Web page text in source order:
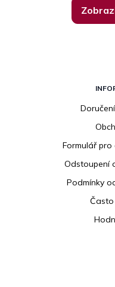
Formulář
Odstoupení
Podmínky